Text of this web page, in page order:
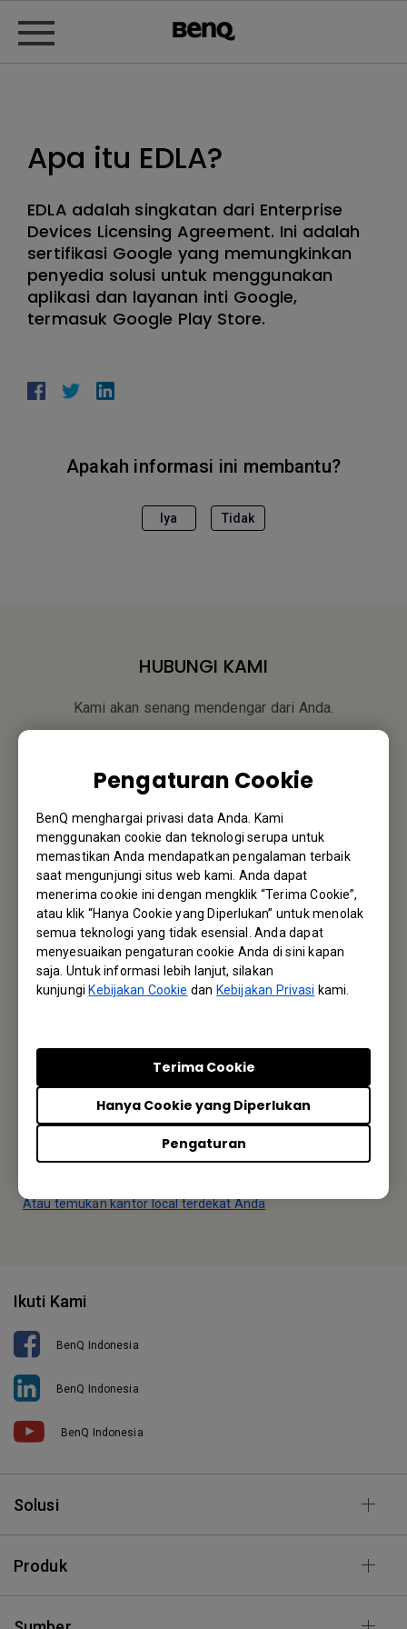
Pengaturan Cookie
BenQ menghargai privasi data Anda. Kami
menggunakan cookie dan teknologi serupa untuk
memastikan Anda mendapatkan pengalaman terbaik
saat mengunjungi situs web kami. Anda dapat
menerima cookie ini dengan mengklik “Terima Cookie”,
atau klik “Hanya Cookie yang Diperlukan” untuk menolak
semua teknologi yang tidak esensial. Anda dapat
menyesuaikan pengaturan cookie Anda di sini kapan
saja. Untuk informasi lebih lanjut, silakan
kunjungi Kebijakan Cookie dan Kebijakan Privasi kami.
Pengaturan
Hanya Cookie yang Diperlukan
Terima Cookie
Apa itu EDLA?
EDLA adalah singkatan dari Enterprise
Devices Licensing Agreement. Ini adalah
sertifikasi Google yang memungkinkan
penyedia solusi untuk menggunakan
aplikasi dan layanan inti Google,
termasuk Google Play Store.
Apakah informasi ini membantu?
Iya Tidak
HUBUNGI KAMI
Kami akan senang mendengar dari Anda.
Langganan Newsletter
Jadi yang pertama mengetahui info terbaru kami
Langganan
BenQ Indonesia Liaison Office
Wisma 77 2nd Tower, 15th Floor Jl. Letjen S. Parman kav. 77,
Slipi, Jakarta Barat 11410
Tel: +62-21-29675-969
Atau temukan kantor local terdekat Anda
Ikuti Kami
BenQ Indonesia
BenQ Indonesia
BenQ Indonesia
Solusi
Produk